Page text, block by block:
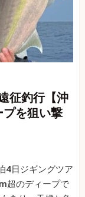
征釣行【沖
を狙い撃
4日ジギングツア
超のディープで